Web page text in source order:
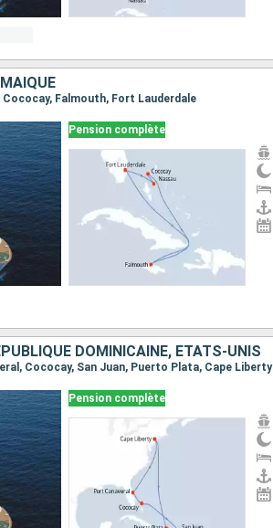
Falmouth, Fort Lauderdale
Pension complète
DOMINICAINE, ÉTATS-UNIS
Cococay, San Juan, Puerto Plata, Cape Liberty
Pension complète